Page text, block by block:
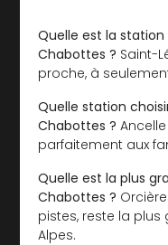
Quelle est la station
Chabottes ? Saint-
proche, à
Quelle station
Chabottes ?
parfaitement aux
Quelle est la plus
Chabottes ?
pistes, reste la
Alpes.